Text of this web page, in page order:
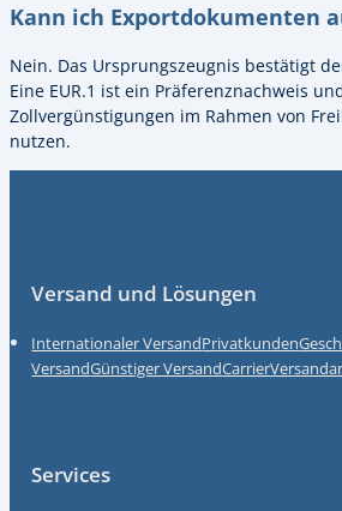
Kann ich Exportdokumenten
Nein. Das Ursprungszeugnis bestätigt
Eine EUR.1 ist ein Präferenznachweis
Zollvergünstigungen im Rahmen von
nutzen.
Versand und Lösungen
Internationaler VersandPrivatkunden
VersandGünstiger VersandCarrier
Services